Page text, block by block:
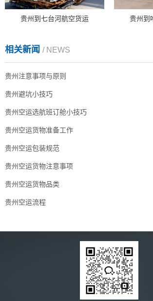
贵州到七台河航空货运 贵州到
相关新闻 / NEWS
贵州注意事项与原则
贵州避坑小技巧
贵州空运选航班订舱小技巧
贵州空运货物准备工作
贵州空运包装规范
贵州空运货物注意事项
贵州空运货物品类
贵州空运流程